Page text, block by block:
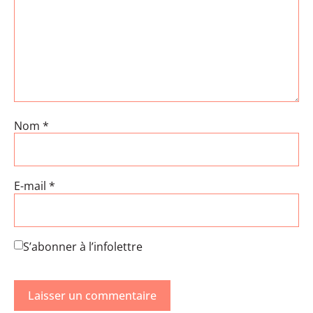
Nom *
E-mail *
S’abonner à l’infolettre